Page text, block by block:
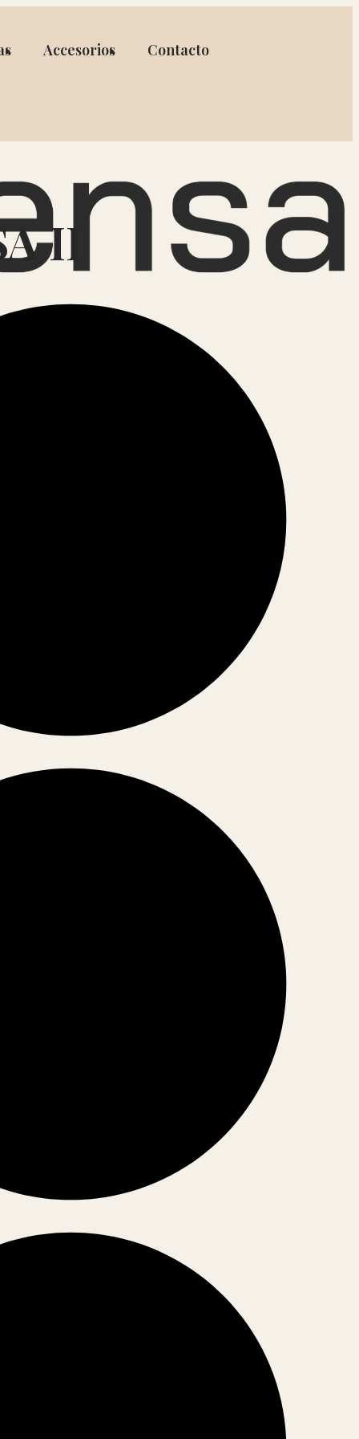
Accesorios Contacto
II